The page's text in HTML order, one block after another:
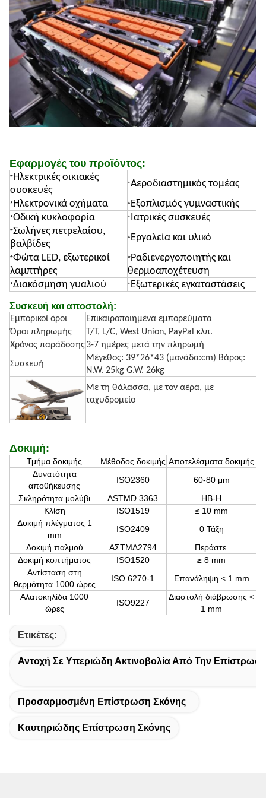
Εφαρμογές του προϊόντος:
*Ηλεκτρικές οικιακές
συσκευές
*Αεροδιαστημικός τομέας
*Ηλεκτρονικά οχήματα *Εξοπλισμός γυμναστικής
*Οδική κυκλοφορία * Ιατρικές συσκευές
*Σωλήνες πετρελαίου,
βαλβίδες
*Εργαλεία και υλικό
*Φώτα LED, εξωτερικοί
λαμπτήρες
*Ραδιενεργοποιητής και
θερμοαποχέτευση
*Διακόσμηση γυαλιού *Εξωτερικές εγκαταστάσεις
Συσκευή και αποστολή:
Εμπορικοί όροι
Επικαιροποιημένα εμπορεύματα
Όροι πληρωμής
T/T, L/C, West Union, PayPal κλπ.
Χρόνος παράδοσης3-7 ημέρες μετά την πληρωμή
Συσκευή
Μέγεθος: 39*26*43 (μονάδα:cm) Βάρος:
N.W. 25kg G.W. 26kg
Με τη θάλασσα, με τον αέρα, με
ταχυδρομείο
Δοκιμή:
Τμήμα δοκιμής Μέθοδος δοκιμής Αποτελέσματα δοκιμής
Δυνατότητα
αποθήκευσης
ISO2360
60-80 μm
Σκληρότητα μολύβι
ASTMD 3363
HB-H
Κλίση
ISO1519
≤ 10 mm
Δοκιμή πλέγματος 1
mm
ISO2409
0 Τάξη
Δοκιμή παλμού
ΑΣTMΔ2794
Περάστε.
Δοκιμή κοπτήματος
ISO1520
≥ 8 mm
Αντίσταση στη
θερμότητα 1000 ώρες
ISO 6270-1
Επανάληψη < 1 mm
Αλατοκηλίδα 1000
ώρες
ISO9227
Διαστολή διάβρωσης <
1 mm
Ετικέτες:
Αντοχή Σε Υπεριώδη Ακτινοβολία Από Την
Προσαρμοσμένη Επίστρωση Σκόνης
Καυτηριώδης Επίστρωση Σκόνης